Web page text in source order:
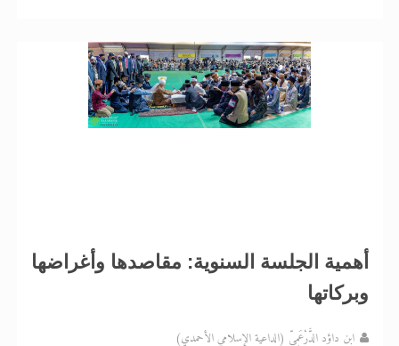
أهمية الجلسة السنوية: مقاصدها وأغراضها
وبركاتها
ابن داؤد الدَّرْعَمِيّ (الداعية الإسلامي الأحمدي)